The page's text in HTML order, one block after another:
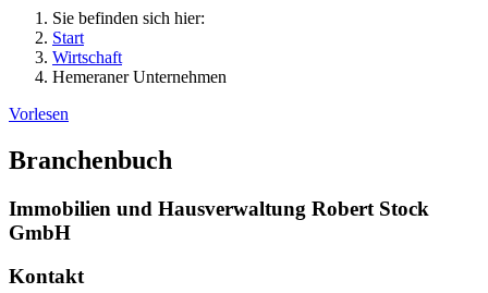
Sie befinden sich hier:
Start
Wirtschaft
Hemeraner Unternehmen
Vorlesen
Branchenbuch
Immobilien und Hausverwaltung Robert Stock
GmbH
Kontakt